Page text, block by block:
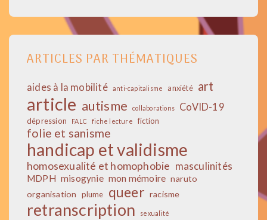
ARTICLES PAR THÉMATIQUES
aides à la mobilité anti-capitalisme anxiété art
article autisme collaborations CoVID-19
dépression FALC fiche lecture fiction
folie et sanisme
handicap et validisme
homosexualité et homophobie masculinités
MDPH misogynie mon mémoire naruto
organisation
plume queer racisme
retranscription
sexualité